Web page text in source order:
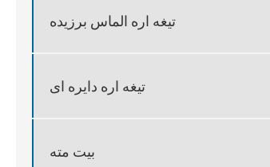
تیغه اره الماس برزیده
تیغه اره دایره ای
بیت مته